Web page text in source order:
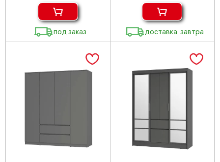
под заказ доставка: завтра